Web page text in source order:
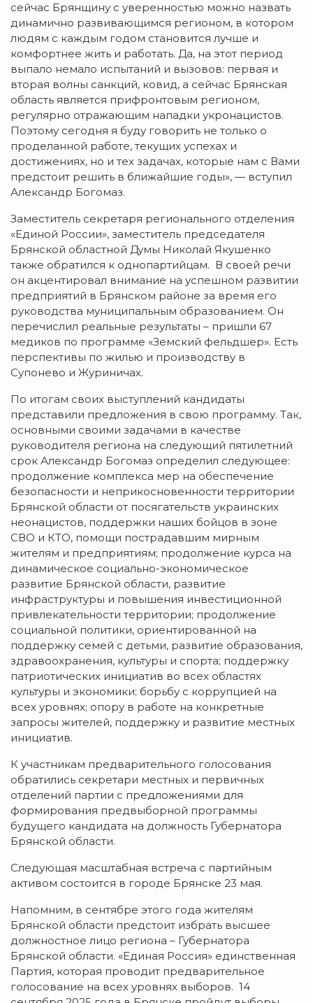
сейчас Брянщину с уверенностью можно назвать
динамично развивающимся регионом, в котором
людям с каждым годом становится лучше и
комфортнее жить и работать. Да, на этот период
выпало немало испытаний и вызовов: первая и
вторая волны санкций, ковид, а сейчас Брянская
область является прифронтовым регионом,
регулярно отражающим нападки укронацистов.
Поэтому сегодня я буду говорить не только о
проделанной работе, текущих успехах и
достижениях, но и тех задачах, которые нам с Вами
предстоит решить в ближайшие годы», — вступил
Александр Богомаз.
Заместитель секретаря регионального отделения
«Единой России», заместитель председателя
Брянской областной Думы Николай Якушенко
также обратился к однопартийцам. В своей речи
он акцентировал внимание на успешном развитии
предприятий в Брянском районе за время его
руководства муниципальным образованием. Он
перечислил реальные результаты – пришли 67
медиков по программе «Земский фельдшер». Есть
перспективы по жилью и производству в
Супонево и Журиничах.
По итогам своих выступлений кандидаты
представили предложения в свою программу. Так,
основными своими задачами в качестве
руководителя региона на следующий пятилетний
срок Александр Богомаз определил следующее:
продолжение комплекса мер на обеспечение
безопасности и неприкосновенности территории
Брянской области от посягательств украинских
неонацистов, поддержки наших бойцов в зоне
СВО и КТО, помощи пострадавшим мирным
жителям и предприятиям; продолжение курса на
динамическое социально-экономическое
развитие Брянской области, развитие
инфраструктуры и повышения инвестиционной
привлекательности территории; продолжение
социальной политики, ориентированной на
поддержку семей с детьми, развитие образования,
здравоохранения, культуры и спорта; поддержку
патриотических инициатив во всех областях
культуры и экономики; борьбу с коррупцией на
всех уровнях; опору в работе на конкретные
запросы жителей, поддержку и развитие местных
инициатив.
К участникам предварительного голосования
обратились секретари местных и первичных
отделений партии с предложениями для
формирования предвыборной программы
будущего кандидата на должность Губернатора
Брянской области.
Следующая масштабная встреча с партийным
активом состоится в городе Брянске 23 мая.
Напомним, в сентябре этого года жителям
Брянской области предстоит избрать высшее
должностное лицо региона – Губернатора
Брянской области. «Единая Россия» единственная
Партия, которая проводит предварительное
голосование на всех уровнях выборов. 14